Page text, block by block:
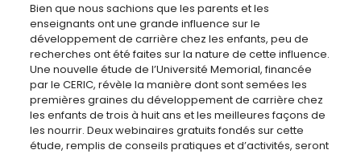
Bien que nous sachions que les parents et les
enseignants ont une grande influence sur le
développement de carrière chez les enfants, peu de
recherches ont été faites sur la nature de cette influence.
Une nouvelle étude de l’Université Memorial, financée
par le CERIC, révèle la manière dont sont semées les
premières graines du développement de carrière chez
les enfants de trois à huit ans et les meilleures façons de
les nourrir. Deux webinaires gratuits fondés sur cette
étude, remplis de conseils pratiques et d’activités, seront